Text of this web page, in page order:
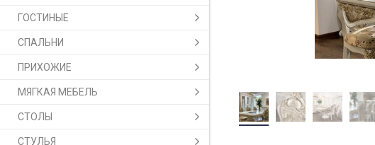
ГОСТИНЫЕ
СПАЛЬНИ
ПРИХОЖИЕ
МЯГКАЯ МЕБЕЛЬ
СТОЛЫ
СТУЛЬЯ